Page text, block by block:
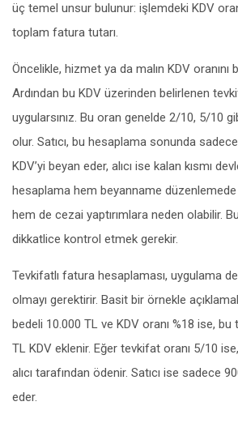
üç temel unsur bulunur: işlemdeki KDV
toplam fatura tutarı.
Öncelikle, hizmet ya da malın KDV oranını
Ardından bu KDV üzerinden belirlenen
uygularsınız. Bu oran genelde 2/10, 5/10
olur. Satıcı, bu hesaplama sonunda
KDV’yi beyan eder, alıcı ise kalan kısmı
hesaplama hem beyanname
hem de cezai yaptırımlara neden olabilir.
dikkatlice kontrol etmek gerekir.
Tevkifatlı fatura hesaplaması, uygulama
olmayı gerektirir. Basit bir örnekle
bedeli 10.000 TL ve KDV oranı %18 ise, bu
TL KDV eklenir. Eğer tevkifat oranı 5/10
alıcı tarafından ödenir. Satıcı ise sadece
eder.